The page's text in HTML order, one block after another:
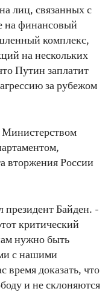
лиц, связанных с
на финансовый
комплекс,
на нескольких
Путин заплатит
за рубежом
Министерством
вторжения России
президент Байден. -
критический
нужно быть
с нашими
время доказать, что
и не склоняются